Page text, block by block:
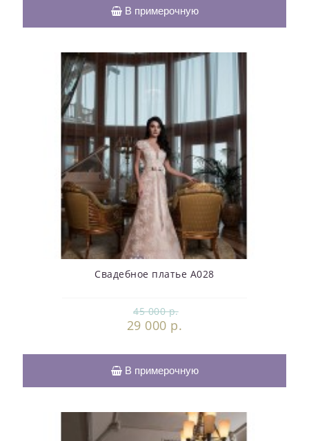
В примерочную
Свадебное платье А028
45 000 р.
29 000 р.
В примерочную